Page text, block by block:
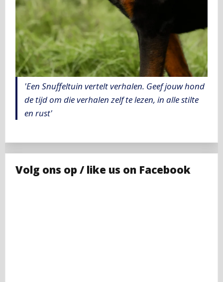
'Een Snuffeltuin vertelt verhalen. Geef jouw hond
de tijd om die verhalen zelf te lezen, in alle stilte
en rust'
Volg ons op / like us on Facebook